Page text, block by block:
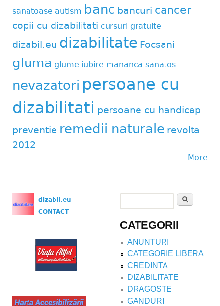
sanatoase autism banc bancuri cancer
copii cu dizabilitati cursuri gratuite
dizabil.eu dizabilitate Focsani
gluma glume iubire mananca sanatos
nevazatori persoane cu
dizabilitati persoane cu handicap
preventie remedii naturale revolta
2012
More
dizabil.eu
CONTACT
Search form
CATEGORII
ANUNTURI
CATEGORIE LIBERA
CREDINTA
DIZABILITATE
DRAGOSTE
GANDURI